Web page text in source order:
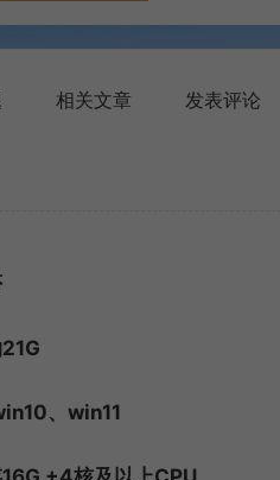
相关文章 发表评论
、win11